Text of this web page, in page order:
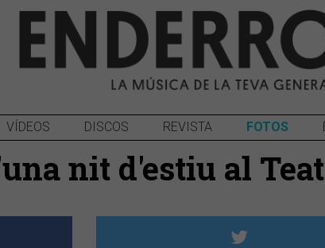
VÍDEOS DISCOS REVISTA FOTOS
nit d'estiu al